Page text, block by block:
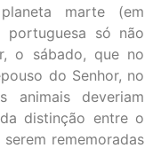
marte (em
portuguesa só não
o sábado, que no
do Senhor, no
animais deveriam
distinção entre o
rememoradas